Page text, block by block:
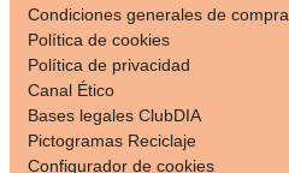
Condiciones generales de compra
Política de cookies
Política de privacidad
Canal Ético
Bases legales ClubDIA
Pictogramas Reciclaje
Configurador de cookies